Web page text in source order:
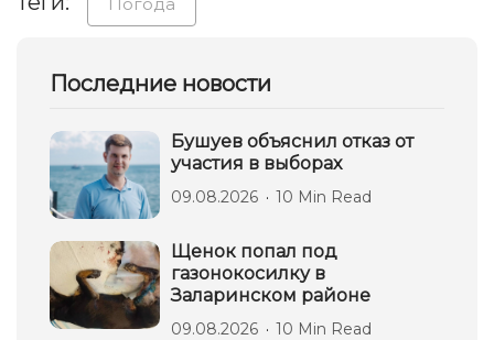
Последние новости
Бушуев объяснил отказ от
участия в выборах
09.08.2026 10 Min Read
Щенок попал под
газонокосилку в
Заларинском районе
09.08.2026 10 Min Read